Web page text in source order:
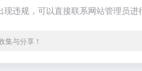
违规，可以直接联系网站管理员进
集与分享！